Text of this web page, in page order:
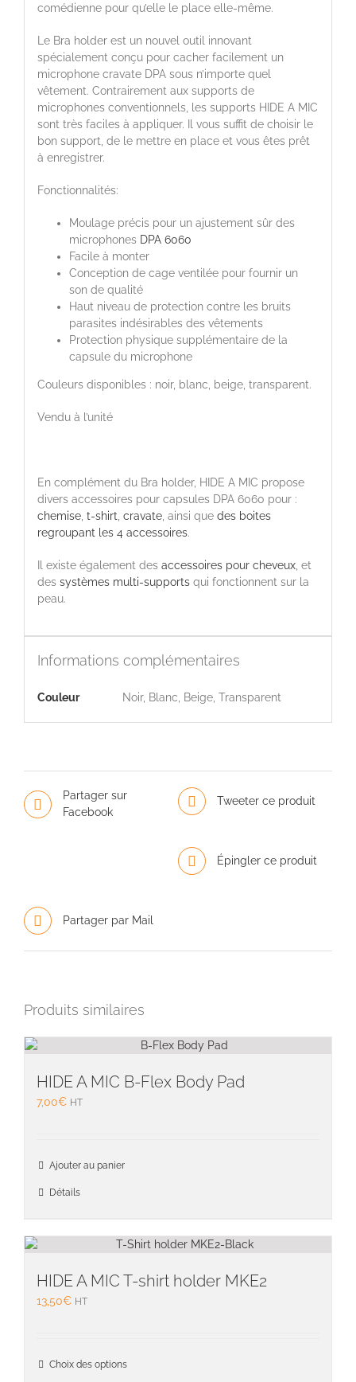
comédienne pour qu’elle le place elle-même.
Le Bra holder est un nouvel outil innovant
spécialement conçu pour cacher facilement un
microphone cravate DPA sous n’importe quel
vêtement. Contrairement aux supports de
microphones conventionnels, les supports HIDE A MIC
sont très faciles à appliquer. Il vous suffit de choisir le
bon support, de le mettre en place et vous êtes prêt
à enregistrer.
Fonctionnalités:
Moulage précis pour un ajustement sûr des
microphones DPA 6060
Facile à monter
Conception de cage ventilée pour fournir un
son de qualité
Haut niveau de protection contre les bruits
parasites indésirables des vêtements
Protection physique supplémentaire de la
capsule du microphone
Couleurs disponibles : noir, blanc, beige, transparent.
Vendu à l’unité
En complément du Bra holder, HIDE A MIC propose
divers accessoires pour capsules DPA 6060 pour :
chemise, t-shirt cravate, ainsi que des boites
regroupant les 4 accessoires.
Il existe également des accessoires pour cheveux, et
dessystèmes multi-supportsqui fonctionnent sur la
peau.
Informations complémentaires
Couleur Noir, Blanc, Beige, Transparent
Partager sur
Facebook
Tweeter ce produit
Épingler ce produit
Partager par Mail
Produits similaires
HIDE A MIC B-Flex Body Pad
7,00€ HT
Ajouter au panier
Détails
HIDE A MIC T-shirt holder MKE2
13,50€ HT
Choix des options